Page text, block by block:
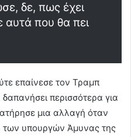
δε, πως έχει
αυτά που θα πει
επαίνεσε τον Τραμπ
περισσότερα για
μια αλλαγή όταν
των υπουργών Άμυνας της